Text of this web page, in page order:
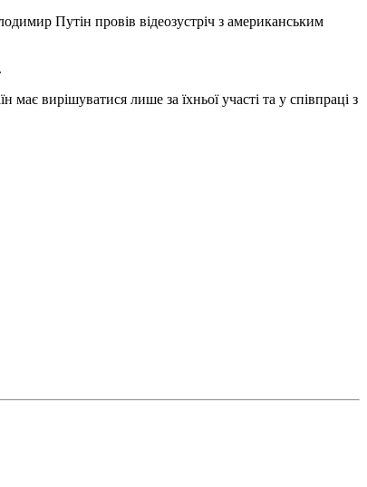
Путін провів відеозустріч з американським
вирішуватися лише за їхньої участі та у співпраці з